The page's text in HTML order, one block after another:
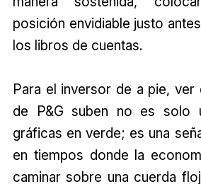
posición envidiable justo
los libros de cuentas.
Para el inversor de a pie, ver
de P&G suben no es solo
gráficas en verde; es una
en tiempos donde la
caminar sobre una cuerda